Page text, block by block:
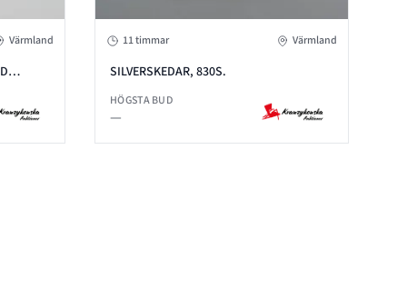
Värmland 11 timmar Värmland
SILVERSKEDAR, 830S.
HÖGSTA BUD
—